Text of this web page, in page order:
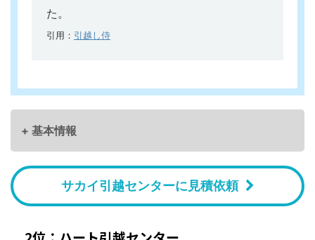
た。
引用： 引越し侍
+ 基本情報
サカイ引越センターに見積依頼